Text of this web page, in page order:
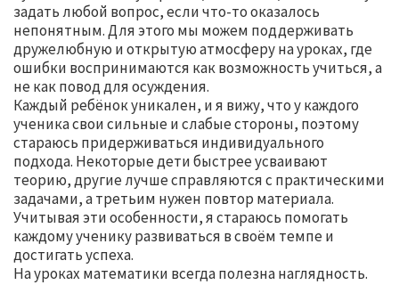
задать любой вопрос, если что-то оказалось
непонятным. Для этого мы можем поддерживать
дружелюбную и открытую атмосферу на уроках, где
ошибки воспринимаются как возможность учиться, а
не как повод для осуждения.
Каждый ребёнок уникален, и я вижу, что у каждого
ученика свои сильные и слабые стороны, поэтому
стараюсь придерживаться индивидуального
подхода. Некоторые дети быстрее усваивают
теорию, другие лучше справляются с практическими
задачами, а третьим нужен повтор материала.
Учитывая эти особенности, я стараюсь помогать
каждому ученику развиваться в своём темпе и
достигать успеха.
На уроках математики всегда полезна наглядность.